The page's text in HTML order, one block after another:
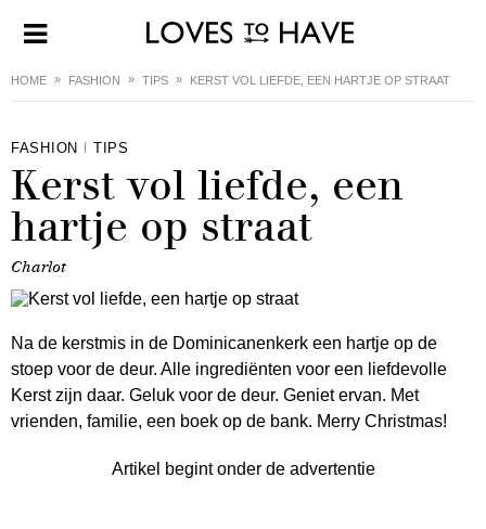
HOME FASHION TIPS KERST VOL LIEFDE, EEN HARTJE OP STRAAT
FASHION TIPS
Kerst vol liefde, een
hartje op straat
Charlot
Na de kerstmis in de Dominicanenkerk een hartje op de
stoep voor de deur. Alle ingrediënten voor een liefdevolle
Kerst zijn daar. Geluk voor de deur. Geniet ervan. Met
vrienden, familie, een boek op de bank. Merry Christmas!
Artikel begint onder de advertentie